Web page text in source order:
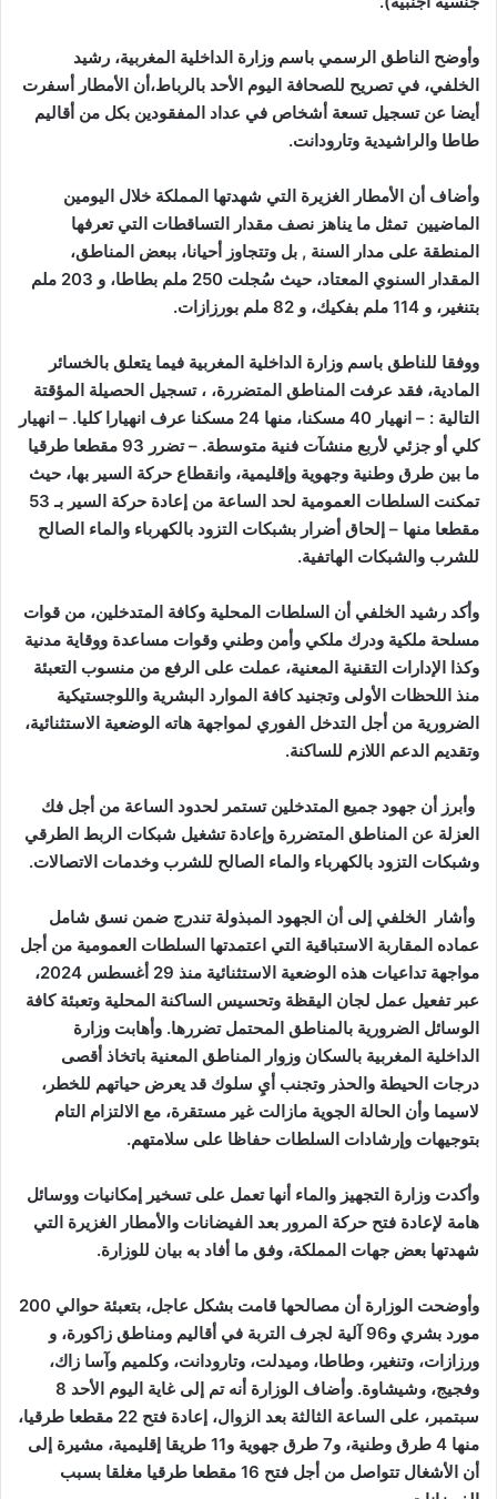
وأوضح الناطق الرسمي باسم وزارة الداخلية المغربية، رشيد
الخلفي، في تصريح للصحافة اليوم الأحد بالرباط،أن الأمطار أسفرت
أيضا عن تسجيل تسعة أشخاص في عداد المفقودين بكل من أقاليم
طاطا والراشيدية وتارودانت.
وأضاف أن الأمطار الغزيرة التي شهدتها المملكة خلال اليومين
الماضيين تمثل ما يناهز نصف مقدار التساقطات التي تعرفها
المنطقة على مدار السنة , بل وتتجاوز أحيانا، ببعض المناطق،
المقدار السنوي المعتاد، حيث سُجلت 250 ملم بطاطا، و 203 ملم
بتنغير، و 114 ملم بفكيك، و 82 ملم بورزازات.
ووفقا للناطق باسم وزارة الداخلية المغربية فيما يتعلق بالخسائر
المادية، فقد عرفت المناطق المتضررة، ، تسجيل الحصيلة المؤقتة
التالية : – انهيار 40 مسكنا، منها 24 مسكنا عرف انهيارا كليا. – انهيار
كلي أو جزئي لأربع منشآت فنية متوسطة. – تضرر 93 مقطعا طرقيا
ما بين طرق وطنية وجهوية وإقليمية، وانقطاع حركة السير بها، حيث
تمكنت السلطات العمومية لحد الساعة من إعادة حركة السير بـ 53
مقطعا منها – إلحاق أضرار بشبكات التزود بالكهرباء والماء الصالح
للشرب والشبكات الهاتفية.
وأكد رشيد الخلفي أن السلطات المحلية وكافة المتدخلين، من قوات
مسلحة ملكية ودرك ملكي وأمن وطني وقوات مساعدة ووقاية مدنية
وكذا الإدارات التقنية المعنية، عملت على الرفع من منسوب التعبئة
منذ اللحظات الأولى وتجنيد كافة الموارد البشرية واللوجستيكية
الضرورية من أجل التدخل الفوري لمواجهة هاته الوضعية الاستثنائية،
وتقديم الدعم اللازم للساكنة.
وأبرز أن جهود جميع المتدخلين تستمر لحدود الساعة من أجل فك
العزلة عن المناطق المتضررة وإعادة تشغيل شبكات الربط الطرقي
وشبكات التزود بالكهرباء والماء الصالح للشرب وخدمات الاتصالات.
وأشار الخلفي إلى أن الجهود المبذولة تندرج ضمن نسق شامل
عماده المقاربة الاستباقية التي اعتمدتها السلطات العمومية من أجل
مواجهة تداعيات هذه الوضعية الاستثنائية منذ 29 أغسطس 2024،
عبر تفعيل عمل لجان اليقظة وتحسيس الساكنة المحلية وتعبئة كافة
الوسائل الضرورية بالمناطق المحتمل تضررها. وأهابت وزارة
الداخلية المغربية بالسكان وزوار المناطق المعنية باتخاذ أقصى
درجات الحيطة والحذر وتجنب أيِ سلوك قد يعرض حياتهم للخطر،
لاسيما وأن الحالة الجوية مازالت غير مستقرة، مع الالتزام التام
بتوجيهات وإرشادات السلطات حفاظا على سلامتهم.
وأكدت وزارة التجهيز والماء أنها تعمل على تسخير إمكانيات ووسائل
هامة لإعادة فتح حركة المرور بعد الفيضانات والأمطار الغزيرة التي
شهدتها بعض جهات المملكة، وفق ما أفاد به بيان للوزارة.
وأوضحت الوزارة أن مصالحها قامت بشكل عاجل، بتعبئة حوالي 200
مورد بشري و96 آلية لجرف التربة في أقاليم ومناطق زاكورة، و
ورزازات، وتنغير، وطاطا، وميدلت، وتارودانت، وكلميم وآسا زاك،
وفجيج، وشيشاوة. وأضاف الوزارة أنه تم إلى غاية اليوم الأحد 8
سبتمبر، على الساعة الثالثة بعد الزوال، إعادة فتح 22 مقطعا طرقيا،
منها 4 طرق وطنية، و7 طرق جهوية و11 طريقا إقليمية، مشيرة إلى
أن الأشغال تتواصل من أجل فتح 16 مقطعا طرقيا مغلقا بسبب